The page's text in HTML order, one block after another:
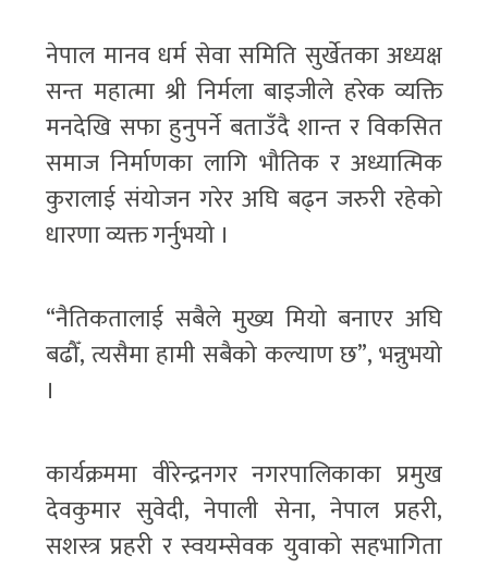
नेपाल मानव धर्म सेवा समिति सुर्खेतका अध्यक्ष
सन्त महात्मा श्री निर्मला बाइजीले हरेक व्यक्ति
मनदेखि सफा हुनुपर्ने बताउँदै शान्त र विकसित
समाज निर्माणका लागि भौतिक र अध्यात्मिक
कुरालाई संयोजन गरेर अघि बढ्न जरुरी रहेको
धारणा व्यक्त गर्नुभयो ।
“नैतिकतालाई सबैले मुख्य मियो बनाएर अघि
बढौँ, त्यसैमा हामी सबैको कल्याण छ”, भन्नुभयो
।
कार्यक्रममा वीरेन्द्रनगर नगरपालिकाका प्रमुख
देवकुमार सुवेदी, नेपाली सेना, नेपाल प्रहरी,
सशस्त्र प्रहरी र स्वयम्सेवक युवाको सहभागिता